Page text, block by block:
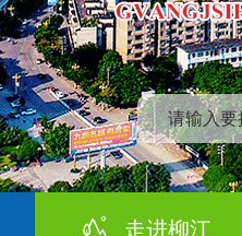
走进柳江